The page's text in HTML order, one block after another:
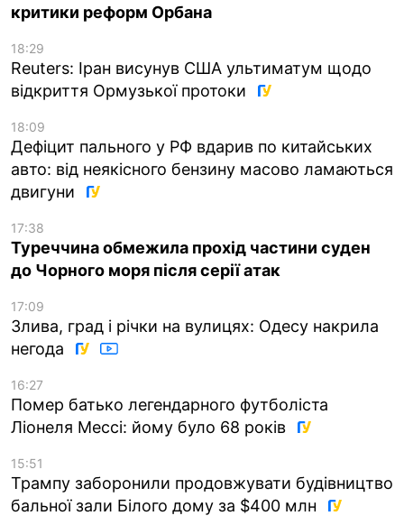
критики реформ Орбана
18:29
Reuters: Іран висунув США ультиматум щодо
відкриття Ормузької протоки
18:09
Дефіцит пального у РФ вдарив по китайських
авто: від неякісного бензину масово ламаються
двигуни
17:38
Туреччина обмежила прохід частини суден
до Чорного моря після серії атак
17:09
Злива, град і річки на вулицях: Одесу накрила
негода
16:27
Помер батько легендарного футболіста
Ліонеля Мессі: йому було 68 років
15:51
Трампу заборонили продовжувати будівництво
бальної зали Білого дому за $400 млн